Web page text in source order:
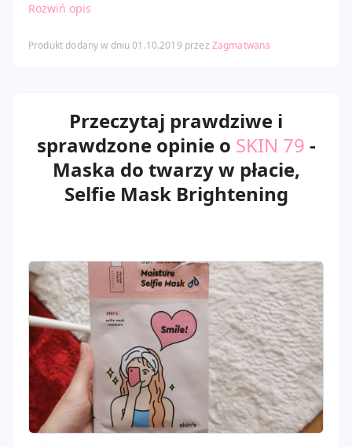
Rozwiń opis
Produkt dodany w dniu 01.10.2019 przez Zagmatwana
Przeczytaj prawdziwe i
sprawdzone opinie o SKIN 79 -
Maska do twarzy w płacie,
Selfie Mask Brightening